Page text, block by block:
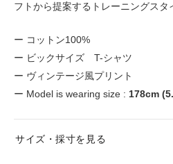
フトから提案するトレーニングスタ
ー コットン100%
ー ビックサイズ T-シャツ
ー ヴィンテージ風プリント
ー Model is wearing size :178cm
サイズ・採寸を見る